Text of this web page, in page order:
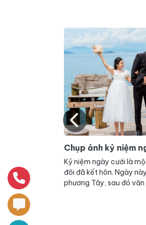
từ các nước
vào Việt
Khác với
này được
thua kém gì
Chụp hình cưới đẹp
Trong bài viết ngày
giúp bạn khám phá một
Sài Gòn, một Đà Lạt